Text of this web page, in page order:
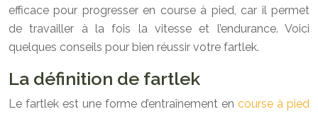
efficace pour progresser en course à pied, car il permet
de travailler à la fois la vitesse et l’endurance. Voici
quelques conseils pour bien réussir votre fartlek.
La définition de fartlek
Le fartlek est une forme d’entraînement en course à pied